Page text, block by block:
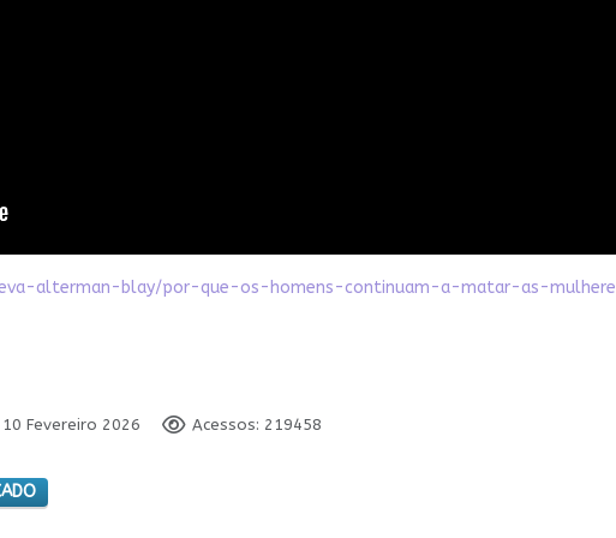
alterman-blay/por-que-os-homens-continuam-a-matar-as-
Fevereiro 2026 Acessos: 219458